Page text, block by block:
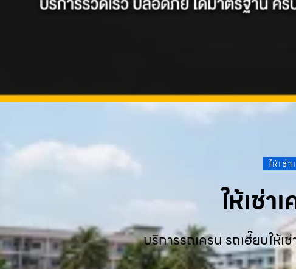
ให้เช่
ให้เช่า
บริการรถเครน รถเฮี๊ยบให้